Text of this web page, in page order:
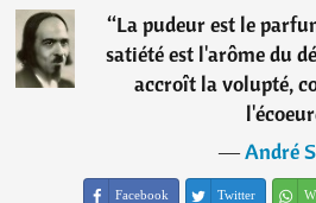
“La pudeur est le
satiété est l'arôme du
accroît la volupté,
―André
Facebook Twitter